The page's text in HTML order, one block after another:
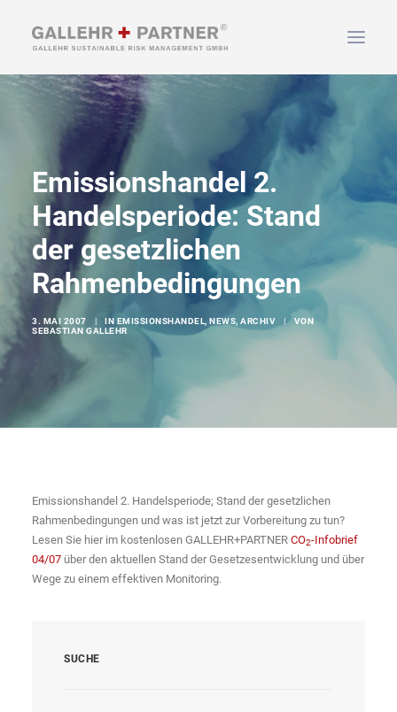
LEISTUNGEN
NEWS & INFOS
KONTAKT
SUCHEN
Emissionshandel 2.
Handelsperiode: Stand
der gesetzlichen
Rahmenbedingungen
3. MAI 2007 | IN EMISSIONSHANDEL, NEWS, ARCHIV |
VON
SEBASTIAN GALLEHR
Emissionshandel 2. Handelsperiode; Stand der gesetzlichen
Rahmenbedingungen und was ist jetzt zur Vorbereitung zu tun?
Lesen Sie hier im kostenlosen GALLEHR+PARTNER CO2-Infobrief
04/07 über den aktuellen Stand der Gesetzesentwicklung und über
Wege zu einem effektiven Monitoring.
SUCHE